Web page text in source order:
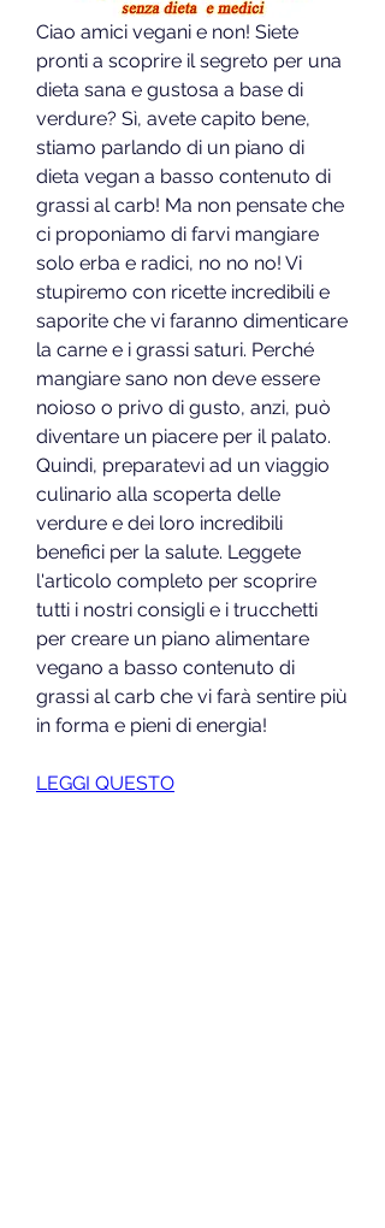
Ciao amici vegani e non! Siete
pronti a scoprire il segreto per una
dieta sana e gustosa a base di
verdure? Sì, avete capito bene,
stiamo parlando di un piano di
dieta vegan a basso contenuto di
grassi al carb! Ma non pensate che
ci proponiamo di farvi mangiare
solo erba e radici, no no no! Vi
stupiremo con ricette incredibili e
saporite che vi faranno dimenticare
la carne e i grassi saturi. Perché
mangiare sano non deve essere
noioso o privo di gusto, anzi, può
diventare un piacere per il palato.
Quindi, preparatevi ad un viaggio
culinario alla scoperta delle
verdure e dei loro incredibili
benefici per la salute. Leggete
l'articolo completo per scoprire
tutti i nostri consigli e i trucchetti
per creare un piano alimentare
vegano a basso contenuto di
grassi al carb che vi farà sentire più
in forma e pieni di energia!
LEGGI QUESTO